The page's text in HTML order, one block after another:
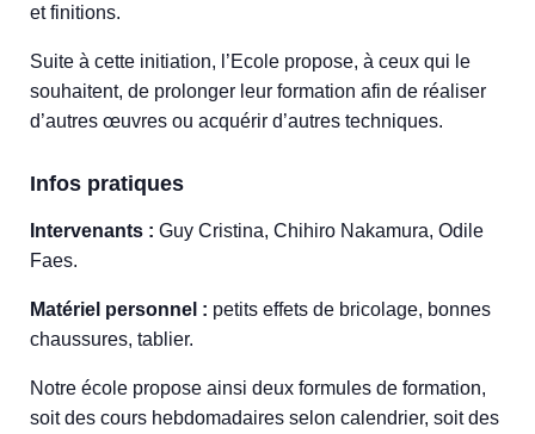
et finitions.
Suite à cette initiation, l’Ecole propose, à ceux qui le
souhaitent, de prolonger leur formation afin de réaliser
d’autres œuvres ou acquérir d’autres techniques.
Infos pratiques
Intervenants : Guy Cristina, Chihiro Nakamura, Odile
Faes.
Matériel personnel : petits effets de bricolage, bonnes
chaussures, tablier.
Notre école propose ainsi deux formules de formation,
soit des cours hebdomadaires selon calendrier, soit des